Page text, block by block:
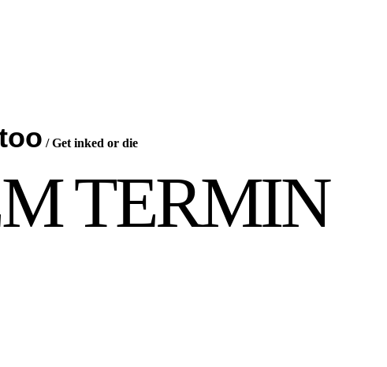
/Get inked or die
TERMIN